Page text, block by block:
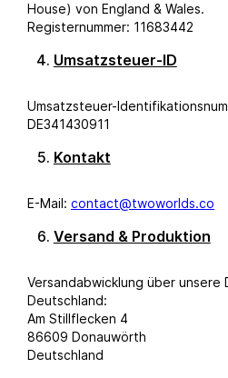
House) von England & Wales.
Registernummer: 11683442
Umsatzsteuer-ID
Umsatzsteuer-
DE341430911
Kontakt
E-Mail: contact@twoworlds.co
Versand & Produktion
Versandabwicklung über unsere
Deutschland:
Am Stillflecken 4
86609 Donauwörth
Deutschland